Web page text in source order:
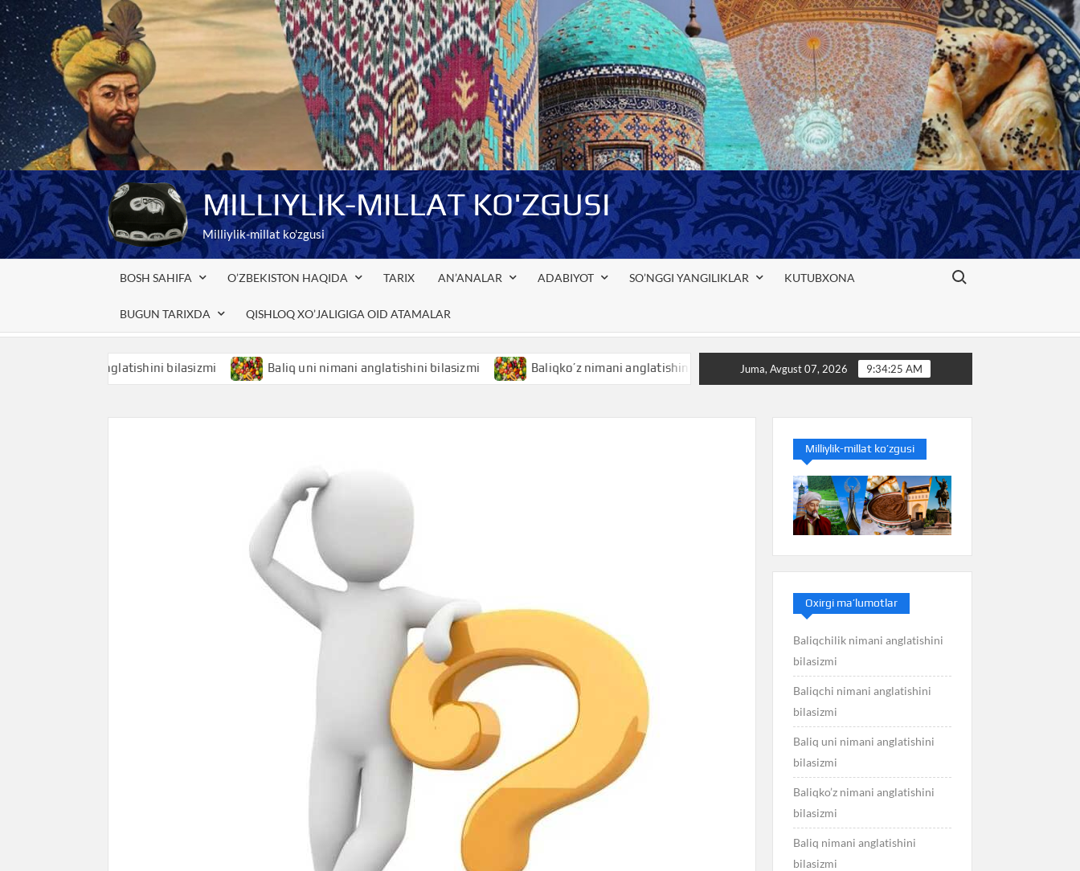
Skip
to
content
MILLIYLIK-MILLAT KO'ZGUSI
Milliylik-millat ko'zgusi
BOSH SAHIFA O’ZBEKISTON HAQIDA TARIX AN’ANALAR ADABIYOT SO’NGGI YANGILIKLAR KUTUBXONA
BUGUN TARIXDA QISHLOQ XO’JALIGIGA OID ATAMALAR
Search for:
nimani anglatishini bilasizmi Baliq uni nimani anglatishini bilasizmi Baliqko’z nimani anglatishini bilasizmi Baliq nimani anglatishini bilasizmi
Juma, Avgust 07, 2026 9:34:25 AM
Milliylik-millat ko’zgusi
Oxirgi ma’lumotlar
Baliqchilik nimani anglatishini
bilasizmi
Baliqchi nimani anglatishini
bilasizmi
Baliq uni nimani anglatishini
bilasizmi
Baliqko’z nimani anglatishini
bilasizmi
Baliq nimani anglatishini
bilasizmi